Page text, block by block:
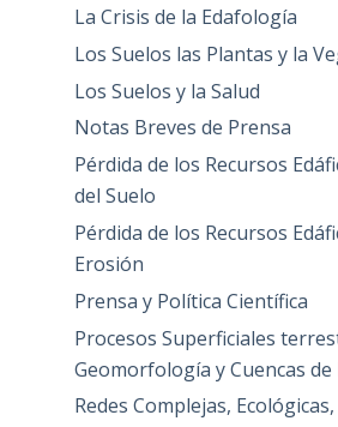
La Crisis de la Edafología
Los Suelos las Plantas y la
Los Suelos y la Salud
Notas Breves de Prensa
Pérdida de los Recursos
del Suelo
Pérdida de los Recursos
Erosión
Prensa y Política Científica
Procesos Superficiales
Geomorfología y Cuencas de
Redes Complejas,